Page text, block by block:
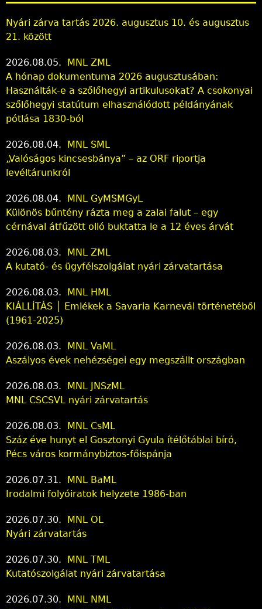
Nyári zárva tartás 2026. augusztus 10. és augusztus
21. között
2026.08.05.
MNL ZML
A hónap dokumentuma 2026 augusztusában:
Használták-e a szőlőhegyi artikulusokat? A csokonyai
szőlőhegyi statútum elhasználódott példányának
pótlása 1830-ból
2026.08.04.
MNL SML
„Valóságos kincsesbánya” – az ORF riportja
levéltárunkról
2026.08.04.
MNL GyMSMGyL
Különös bűntény rázta meg a zalai falut – egy
cérnával átfűzött olló buktatta le a 12 éves árvát
2026.08.03.
MNL ZML
A kutató- és ügyfélszolgálat nyári zárvatartása
2026.08.03.
MNL HML
KIÁLLÍTÁS │ Emlékek a Savaria Karnevál történetéből
(1961-2025)
2026.08.03.
MNL VaML
Aszályos évek nehézségei egy megszállt országban
2026.08.03.
MNL JNSzML
MNL CSCSVL nyári zárvatartás
2026.08.03.
MNL CsML
Száz éve hunyt el Gosztonyi Gyula ítélőtáblai bíró,
Pécs város kormánybiztos-főispánja
2026.07.31.
MNL BaML
Irodalmi folyóiratok helyzete 1986-ban
2026.07.30.
MNL OL
Nyári zárvatartás
2026.07.30.
MNL TML
Kutatószolgálat nyári zárvatartása
2026.07.30.
MNL NML